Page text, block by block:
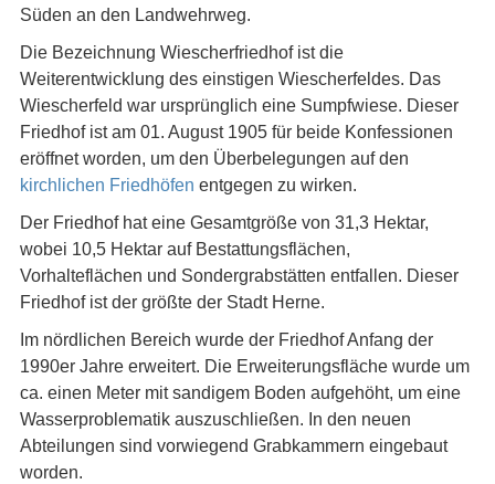
Süden an den Landwehrweg.
Die Bezeichnung Wiescherfriedhof ist die
Weiterentwicklung des einstigen Wiescherfeldes. Das
Wiescherfeld war ursprünglich eine Sumpfwiese. Dieser
Friedhof ist am 01. August 1905 für beide Konfessionen
eröffnet worden, um den Überbelegungen auf den
kirchlichen Friedhöfen entgegen zu wirken.
Der Friedhof hat eine Gesamtgröße von 31,3 Hektar,
wobei 10,5 Hektar auf Bestattungsflächen,
Vorhalteflächen und Sondergrabstätten entfallen. Dieser
Friedhof ist der größte der Stadt Herne.
Im nördlichen Bereich wurde der Friedhof Anfang der
1990er Jahre erweitert. Die Erweiterungsfläche wurde um
ca. einen Meter mit sandigem Boden aufgehöht, um eine
Wasserproblematik auszuschließen. In den neuen
Abteilungen sind vorwiegend Grabkammern eingebaut
worden.